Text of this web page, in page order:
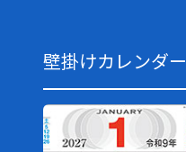
壁掛けカレンダー